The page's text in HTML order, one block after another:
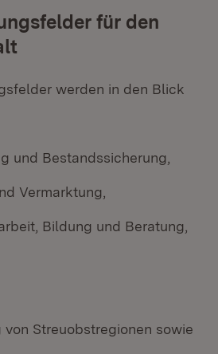
für den
werden in den Blick
und Bestandssicherung,
Vermarktung,
Bildung und Beratung,
Streuobstregionen sowie